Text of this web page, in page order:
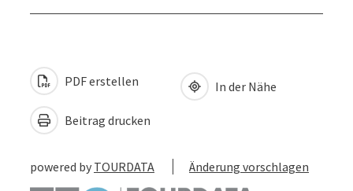
PDF erstellen
Beitrag drucken
In der Nähe
powered by TOURDATA Änderung vorschlagen